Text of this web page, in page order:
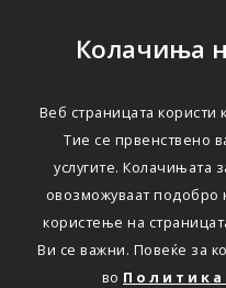
Колачиња
Веб страницата
Тие се првенствено
услугите. Колачињата
овозможуваат подобро
користење на
Ви се важни. Повеќе за
во